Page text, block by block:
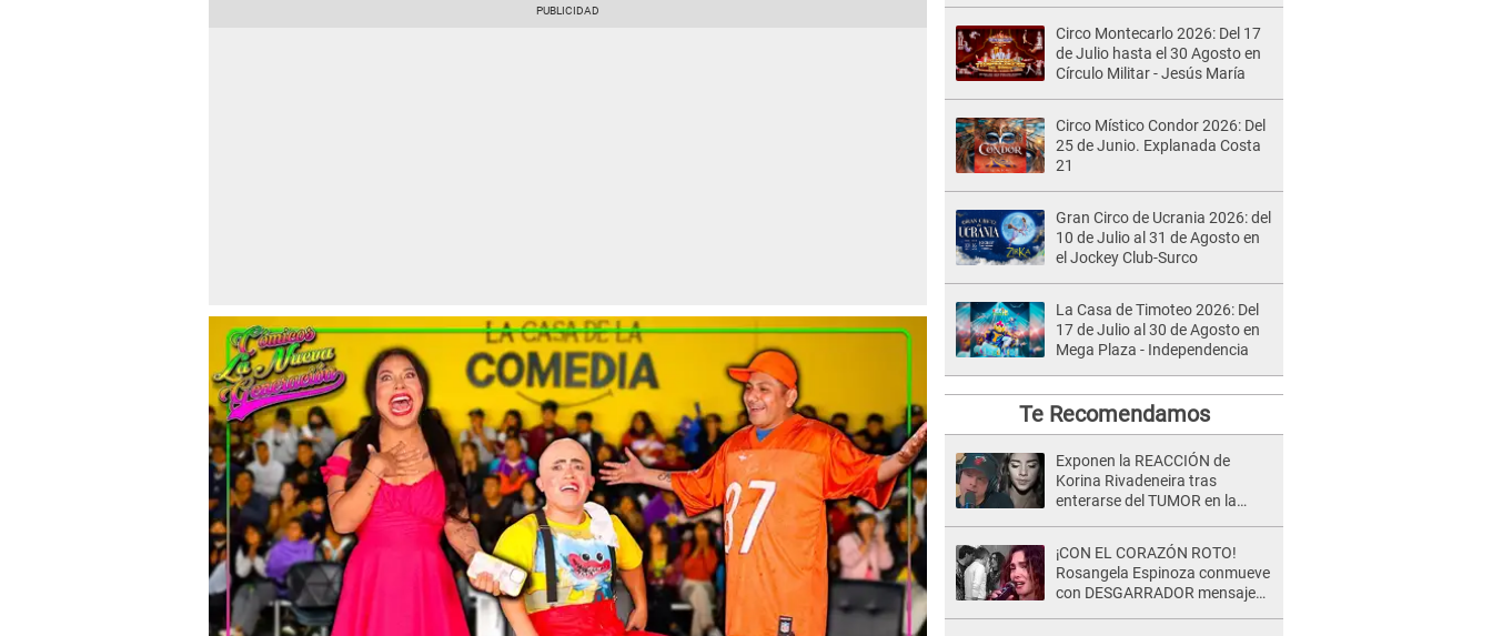
Circo Montecarlo 2026: Del 17
de Julio hasta el 30 Agosto en
Círculo Militar - Jesús María
Circo Místico Condor 2026: Del
25 de Junio. Explanada Costa
21
Gran Circo de Ucrania 2026: del
10 de Julio al 31 de Agosto en
el Jockey Club-Surco
La Casa de Timoteo 2026: Del
17 de Julio al 30 de Agosto en
Mega Plaza - Independencia
Te Recomendamos
Exponen la REACCIÓN de
Korina Rivadeneira tras
enterarse del TUMOR en la
¡CON EL CORAZÓN ROTO!
Rosangela Espinoza conmueve
con DESGARRADOR mensaje